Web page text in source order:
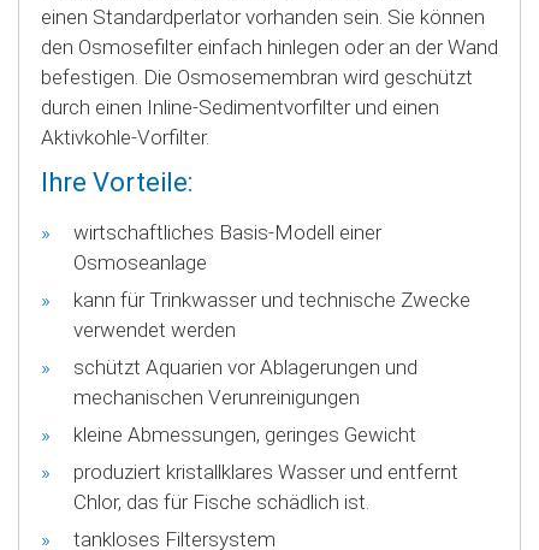
einen Standardperlator vorhanden sein. Sie können
den Osmosefilter einfach hinlegen oder an der Wand
befestigen. Die Osmosemembran wird geschützt
durch einen Inline-Sedimentvorfilter und einen
Aktivkohle-Vorfilter.
Ihre Vorteile:
wirtschaftliches Basis-Modell einer
Osmoseanlage
kann für Trinkwasser und technische Zwecke
verwendet werden
schützt Aquarien vor Ablagerungen und
mechanischen Verunreinigungen
kleine Abmessungen, geringes Gewicht
produziert kristallklares Wasser und entfernt
Chlor, das für Fische schädlich ist.
tankloses Filtersystem